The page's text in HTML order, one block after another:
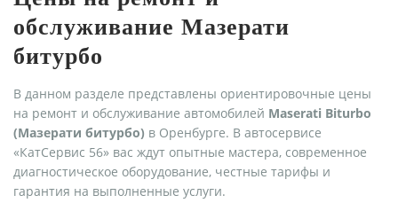
обслуживание Мазерати
битурбо
В данном разделе представлены ориентировочные цены
на ремонт и обслуживание автомобилей Maserati Biturbo
(Мазерати битурбо) в Оренбурге. В автосервисе
«КатСервис 56» вас ждут опытные мастера, современное
диагностическое оборудование, честные тарифы и
гарантия на выполненные услуги.